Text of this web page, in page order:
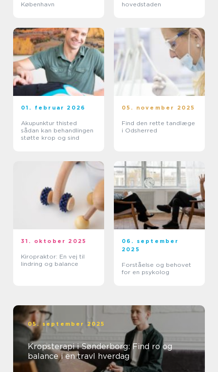
København
hovedstaden
01. februar 2026
Akupunktur thisted
sådan kan behandlingen
støtte krop og sind
05. november 2025
Find den rette tandlæge
i Odsherred
31. oktober 2025
Kiropraktor: En vej til
lindring og balance
06. september
2025
Forståelse og behovet
for en psykolog
05. september 2025
Kropsterapi i Sønderborg: Find ro og
balance i en travl hverdag